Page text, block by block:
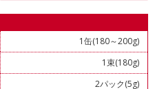
1缶(180～200g)
1束(180g)
2パック(5g)